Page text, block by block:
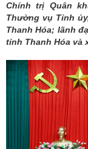
Chính trị Quân
Thường vụ Tỉnh
Thanh Hóa; lãnh
tỉnh Thanh Hóa và